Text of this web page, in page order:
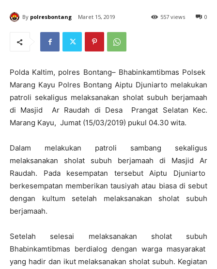
By polresbontang Maret 15, 2019 0
557 views
Polda Kaltim, polres Bontang– Bhabinkamtibmas Polsek
Marang Kayu Polres Bontang Aiptu Djuniarto melakukan
patroli sekaligus melaksanakan sholat subuh berjamaah
di Masjid Ar Raudah di Desa Prangat Selatan Kec.
Marang Kayu, Jumat (15/03/2019) pukul 04.30 wita.
Dalam melakukan patroli sambang sekaligus
melaksanakan sholat subuh berjamaah di Masjid Ar
Raudah. Pada kesempatan tersebut Aiptu Djuniarto
berkesempatan memberikan tausiyah atau biasa di sebut
dengan kultum setelah melaksanakan sholat subuh
berjamaah.
Setelah selesai melaksanakan sholat subuh
Bhabinkamtibmas berdialog dengan warga masyarakat
yang hadir dan ikut melaksanakan sholat subuh. Kegiatan